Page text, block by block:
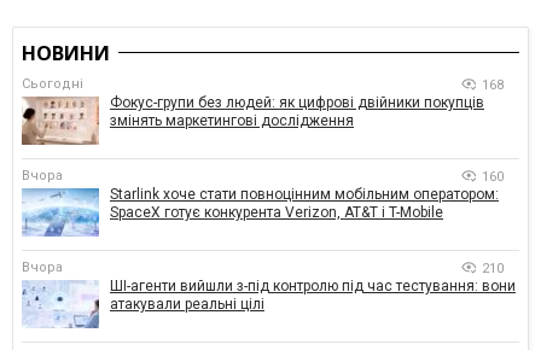
НОВИНИ
Сьогодні 168
Фокус-групи без людей: як цифрові двійники покупців
змінять маркетингові дослідження
Вчора 160
Starlink хоче стати повноцінним мобільним оператором:
SpaceX готує конкурента Verizon, AT&T і T-Mobile
Вчора 210
ШІ-агенти вийшли з-під контролю під час тестування: вони
атакували реальні цілі